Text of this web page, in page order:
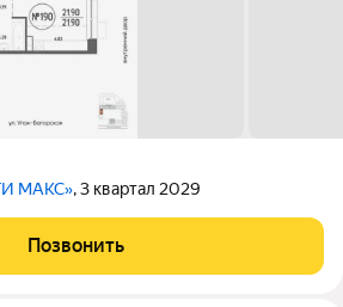
МАКС», 3 квартал 2029
Позвонить